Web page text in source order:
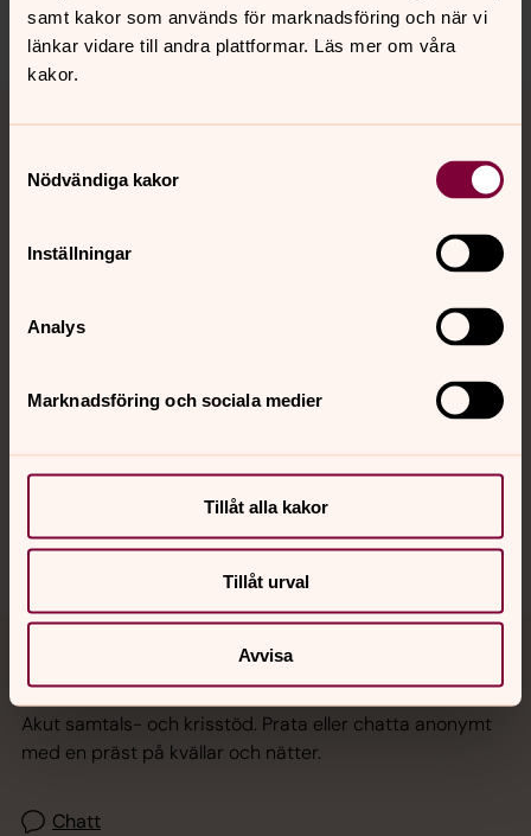
samt kakor som används för marknadsföring och när vi
länkar vidare till andra plattformar. Läs mer om våra
kakor.
Nödvändiga kakor
Inställningar
Analys
Marknadsföring och sociala medier
Tillåt alla kakor
Tillåt urval
Avvisa
Dela
Hitta snabbt
Sociala kanaler
Akut samtals- och krisstöd. Prata eller chatta anonymt
med en präst på kvällar och nätter.
Chatt